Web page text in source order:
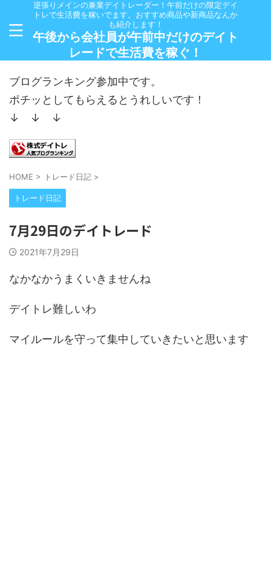
逆張りメインの兼業デイトレーダー！午前だけの限定デイ
トレで生活費を稼いでます。おすすめ商品や新商品なんか
も紹介します！
午後から会社員が午前中だけのデイト
レードで生活費を稼ぐ！
ブログランキング参加中です。
ポチッとしてもらえるとうれしいです！
↓ ↓ ↓
HOME > トレード日記 >
トレード日記
7月29日のデイトレード
2021年7月29日
なかなかうまくいきませんね
デイトレ難しいわ
マイルールを守って集中していきたいと思います